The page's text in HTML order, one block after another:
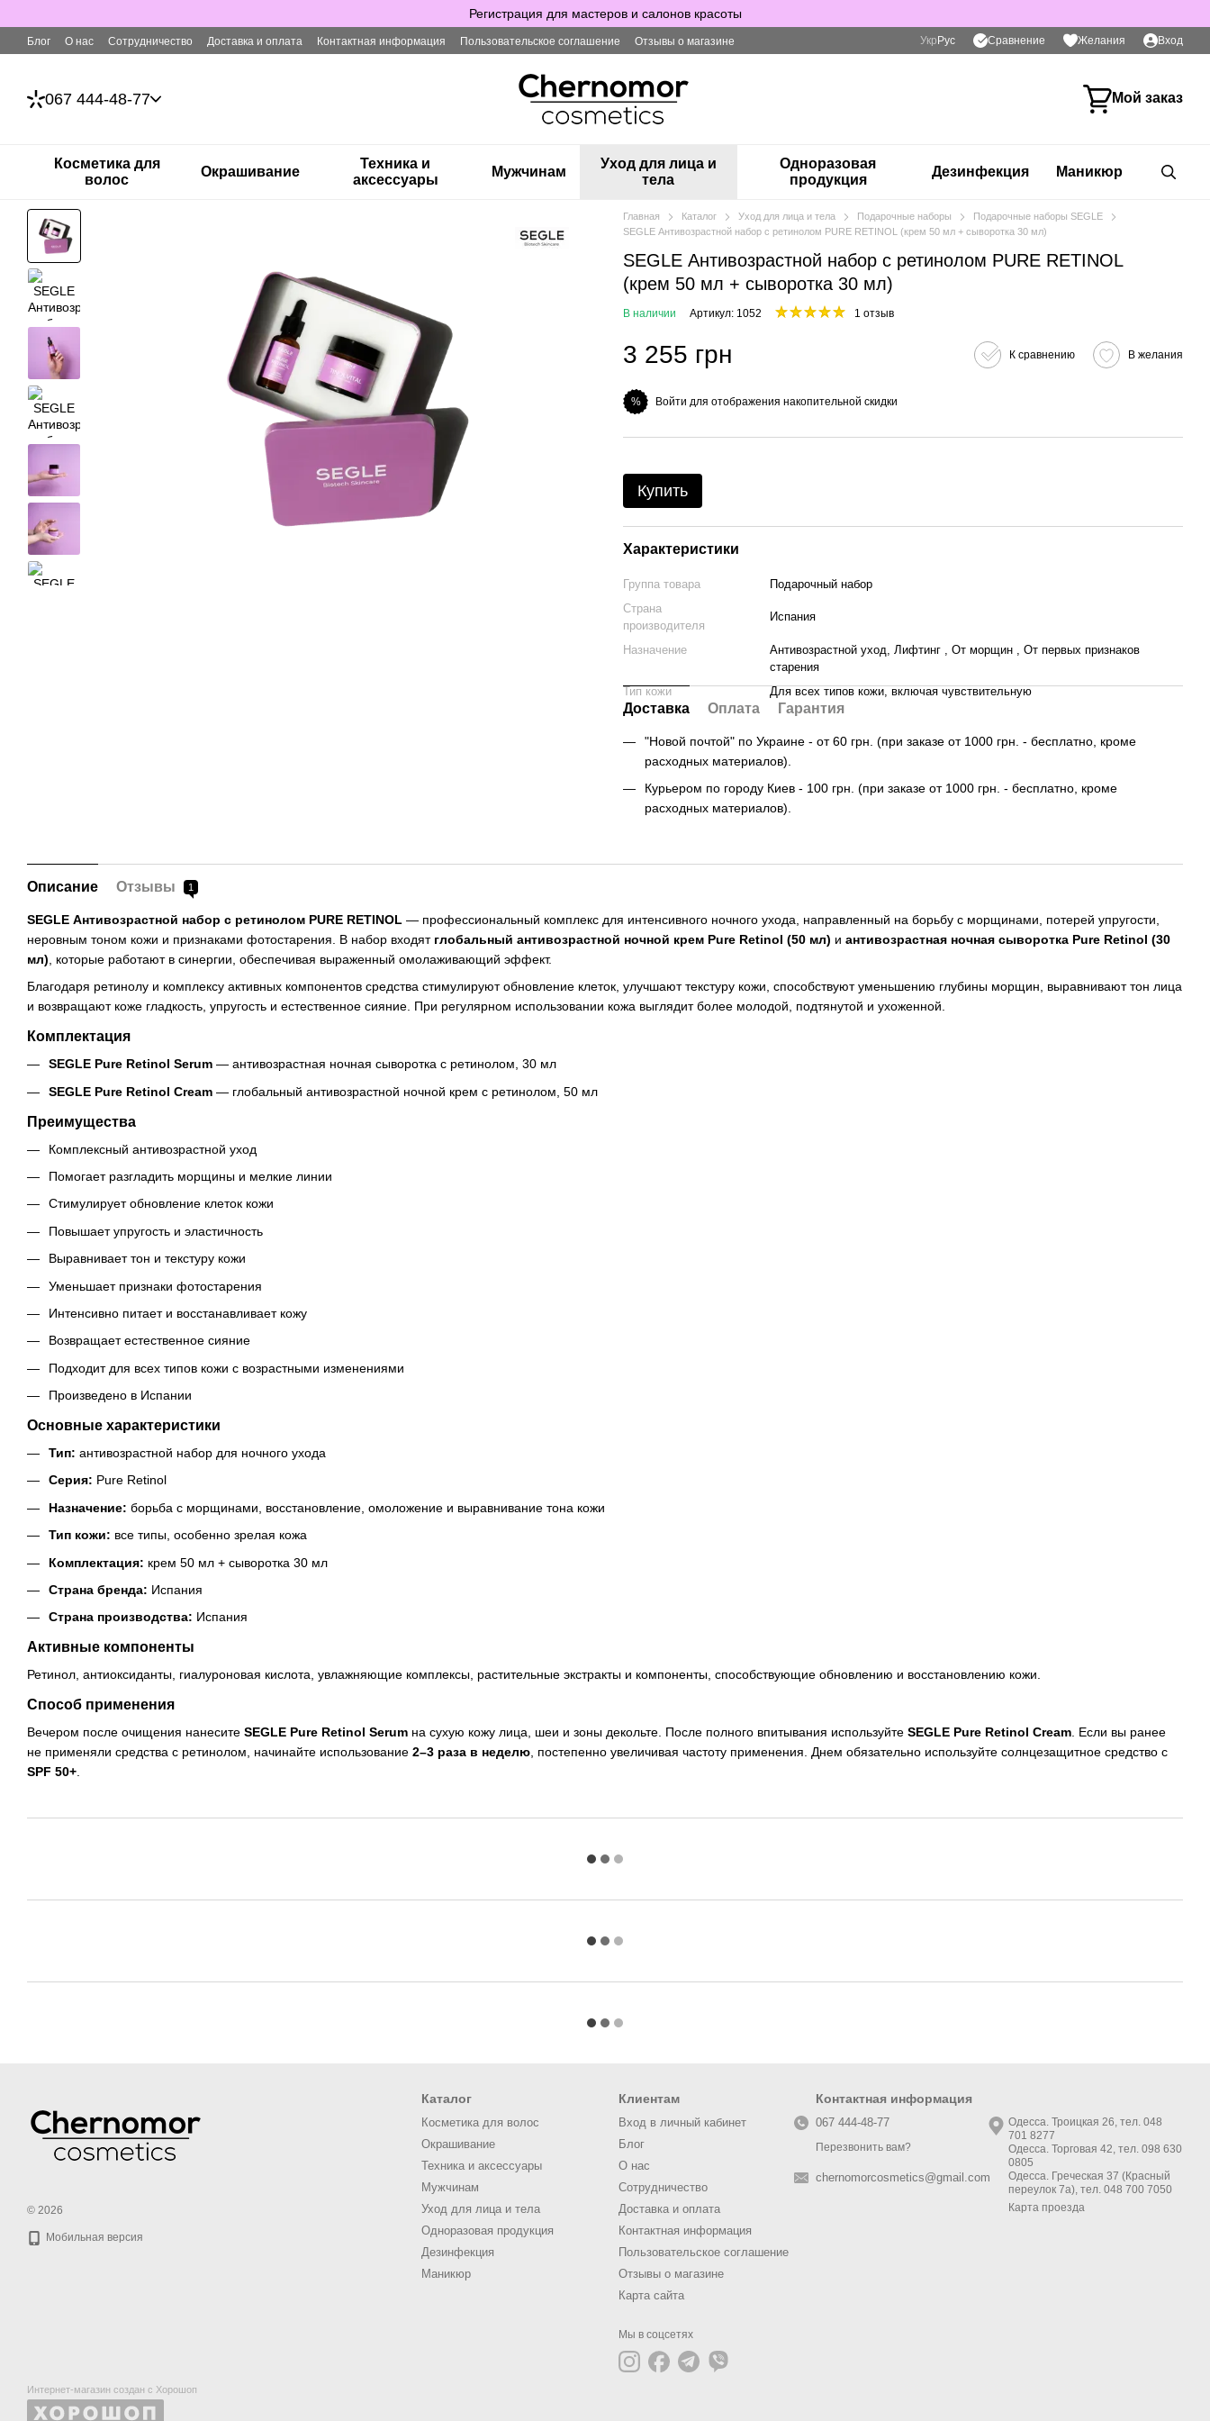
Регистрация для мастеров и салонов красоты
Блог О нас Сотрудничество Доставка и оплата Контактная информация Пользовательское соглашение Отзывы о магазине Укр Рус Сравнение Желания Вход
067 444-48-77 Мой заказ
Косметика для
волос
Окрашивание
Техника и
аксессуары
Мужчинам
Уход для лица и
тела
Одноразовая
продукция
Дезинфекция Маникюр
Главная Каталог Уход для лица и тела Подарочные наборы
Подарочные наборы SEGLE
SEGLE Антивозрастной набор с ретинолом PURE RETINOL (крем 50 мл + сыворотка 30 мл)
SEGLE Антивозрастной набор с ретинолом PURE RETINOL
(крем 50 мл + сыворотка 30 мл)
В наличии Артикул: 1052 1 отзыв
3 255 грн К сравнению В желания
% Войти для отображения накопительной скидки
Купить
Характеристики
Группа товара
Подарочный набор
Страна
производителя
Испания
Назначение
Антивозрастной уход, Лифтинг , От морщин , От первых признаков
старения
Тип кожи
Для всех типов кожи, включая чувствительную
Доставка Оплата Гарантия
"Новой почтой" по Украине - от 60 грн. (при заказе от 1000 грн. - бесплатно, кроме
расходных материалов).
Курьером по городу Киев - 100 грн. (при заказе от 1000 грн. - бесплатно, кроме
расходных материалов).
Описание Отзывы 1
SEGLE Антивозрастной набор с ретинолом PURE RETINOL — профессиональный комплекс для интенсивного ночного ухода, направленный на борьбу с морщинами, потерей упругости,
неровным тоном кожи и признаками фотостарения. В набор входят глобальный антивозрастной ночной крем Pure Retinol (50 мл) и антивозрастная ночная сыворотка Pure Retinol (30
мл) , которые работают в синергии, обеспечивая выраженный омолаживающий эффект.
Благодаря ретинолу и комплексу активных компонентов средства стимулируют обновление клеток, улучшают текстуру кожи, способствуют уменьшению глубины морщин, выравнивают тон лица
и возвращают коже гладкость, упругость и естественное сияние. При регулярном использовании кожа выглядит более молодой, подтянутой и ухоженной.
Комплектация
SEGLE Pure Retinol Serum — антивозрастная ночная сыворотка с ретинолом, 30 мл
SEGLE Pure Retinol Cream — глобальный антивозрастной ночной крем с ретинолом, 50 мл
Преимущества
Комплексный антивозрастной уход
Помогает разгладить морщины и мелкие линии
Стимулирует обновление клеток кожи
Повышает упругость и эластичность
Выравнивает тон и текстуру кожи
Уменьшает признаки фотостарения
Интенсивно питает и восстанавливает кожу
Возвращает естественное сияние
Подходит для всех типов кожи с возрастными изменениями
Произведено в Испании
Основные характеристики
Тип: антивозрастной набор для ночного ухода
Серия: Pure Retinol
Назначение: борьба с морщинами, восстановление, омоложение и выравнивание тона кожи
Тип кожи: все типы, особенно зрелая кожа
Комплектация: крем 50 мл + сыворотка 30 мл
Страна бренда: Испания
Страна производства: Испания
Активные компоненты
Ретинол, антиоксиданты, гиалуроновая кислота, увлажняющие комплексы, растительные экстракты и компоненты, способствующие обновлению и восстановлению кожи.
Способ применения
Вечером после очищения нанесите SEGLE Pure Retinol Serum на сухую кожу лица, шеи и зоны декольте. После полного впитывания используйте SEGLE Pure Retinol Cream. Если вы ранее
не применяли средства с ретинолом, начинайте использование 2–3 раза в неделю, постепенно увеличивая частоту применения. Днем обязательно используйте солнцезащитное средство с
SPF 50+.
© 2026
Мобильная версия
Интернет-магазин создан с Хорошоп
Каталог
Косметика для волос
Окрашивание
Техника и аксессуары
Мужчинам
Уход для лица и тела
Одноразовая продукция
Дезинфекция
Маникюр
Клиентам
Вход в личный кабинет
Блог
О нас
Сотрудничество
Доставка и оплата
Контактная информация
Пользовательское соглашение
Отзывы о магазине
Карта сайта
Мы в соцсетях
Контактная информация
067 444-48-77
Перезвонить вам?
chernomorcosmetics@gmail.com
Одесса. Троицкая 26, тел. 048
701 8277
Одесса. Торговая 42, тел. 098 630
0805
Одесса. Греческая 37 (Красный
переулок 7а), тел. 048 700 7050
Карта проезда